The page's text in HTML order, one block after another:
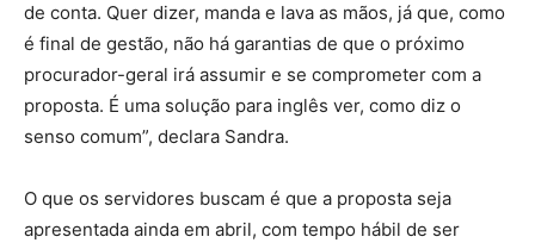
de conta. Quer dizer, manda e lava as mãos, já que, como
é final de gestão, não há garantias de que o próximo
procurador-geral irá assumir e se comprometer com a
proposta. É uma solução para inglês ver, como diz o
senso comum”, declara Sandra.
O que os servidores buscam é que a proposta seja
apresentada ainda em abril, com tempo hábil de ser